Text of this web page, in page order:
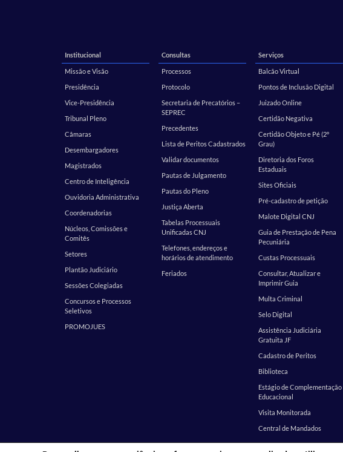
Institucional
Missão e Visão
Presidência
Vice-Presidência
Tribunal Pleno
Câmaras
Desembargadores
Magistrados
Centro de Inteligência
Ouvidoria Administrativa
Coordenadorias
Núcleos, Comissões e
Comitês
Setores
Plantão Judiciário
Sessões Colegiadas
Concursos e Processos
Seletivos
PROMOJUES
Consultas
Processos
Protocolo
Secretaria de Precatórios –
SEPREC
Precedentes
Lista de Peritos Cadastrados
Validar documentos
Pautas de Julgamento
Pautas do Pleno
Justiça Aberta
Tabelas Processuais
Unificadas CNJ
Telefones, endereços e
horários de atendimento
Feriados
Serviços
Balcão Virtual
Pontos de Inclusão Digital
Juizado Online
Certidão Negativa
Certidão Objeto e Pé (2º
Grau)
Diretoria dos Foros
Estaduais
Sites Oficiais
Pré-cadastro de petição
Malote Digital CNJ
Guia de Prestação de Pena
Pecuniária
Custas Processuais
Consultar, Atualizar e
Imprimir Guia
Multa Criminal
Selo Digital
Assistência Judiciária
Gratuita JF
Cadastro de Peritos
Biblioteca
Estágio de Complementação
Educacional
Visita Monitorada
Central de Mandados